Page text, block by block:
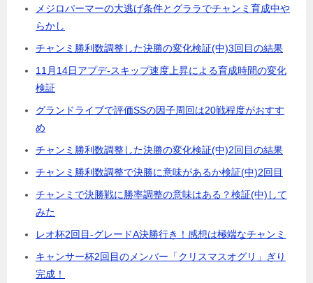
メジロパーマーの大逃げ条件とグララでチャンミ育成中や
らかし
チャンミ勝利数調整した決勝の変化検証(中)3回目の結果
11月14日アプデ-スキップ速度上昇による育成時間の変化
検証
グランドライブで評価SSの因子周回は20戦程度がおすす
め
チャンミ勝利数調整した決勝の変化検証(中)2回目の結果
チャンミ勝利数調整で決勝に意味があるか検証(中)2回目
チャンミで決勝戦に勝率調整の意味はある？検証(中)して
みた
レオ杯2回目-グレードA決勝行き！感想は極端なチャンミ
キャンサー杯2回目のメンバー「クリスマスオグリ」ぎり
完成！